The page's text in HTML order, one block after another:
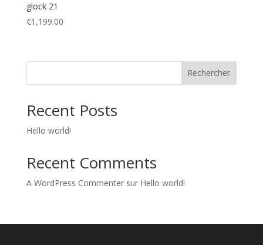
glock 21
€1,199.00
Rechercher
Recent Posts
Hello world!
Recent Comments
A WordPress Commentersur Hello world!